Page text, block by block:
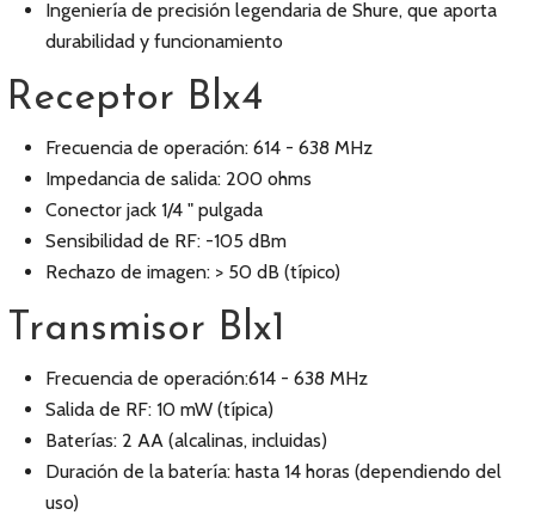
Ingeniería de precisión legendaria de Shure, que aporta
durabilidad y funcionamiento
Receptor Blx4
Frecuencia de operación: 614 - 638 MHz
Impedancia de salida: 200 ohms
Conector jack 1/4 " pulgada
Sensibilidad de RF: -105 dBm
Rechazo de imagen: > 50 dB (típico)
Transmisor Blx1
Frecuencia de operación:614 - 638 MHz
Salida de RF: 10 mW (típica)
Baterías: 2 AA (alcalinas, incluidas)
Duración de la batería: hasta 14 horas (dependiendo del
uso)